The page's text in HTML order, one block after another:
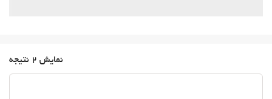
نمایش 2 نتیجه